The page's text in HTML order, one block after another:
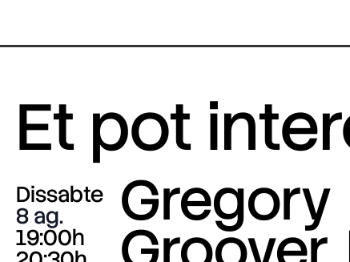
Et pot
Dissabte
8 ag.
19:00h
Gregory